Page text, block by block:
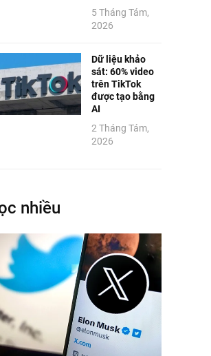
5 Tháng Tám,
2026
Dữ liệu khảo
sát: 60% video
trên TikTok
được tạo bằng
AI
2 Tháng Tám,
2026
nhiều